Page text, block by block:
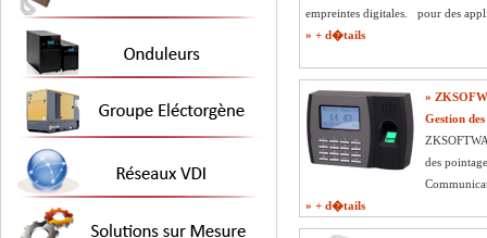
empreintes digitales. pour des
» + d�tails
»
Gestion
des
» + d�tails